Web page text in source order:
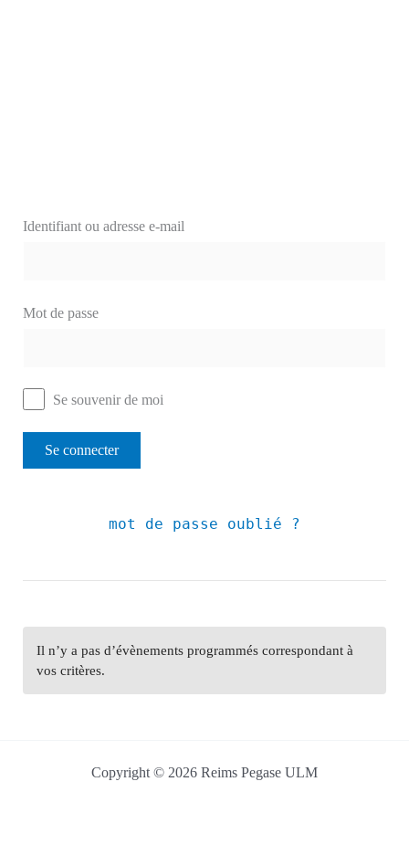
Identifiant ou adresse e-mail
Mot de passe
Se souvenir de moi
mot de passe oublié ?
Il n’y a pas d’évènements programmés correspondant à
vos critères.
Copyright © 2026 Reims Pegase ULM